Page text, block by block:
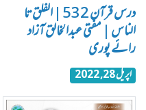
درس قرآن 532 | الفلق تا
الناس | مفتی عبدالخالق آزاد
رائے پوری
اپریل 28, 2022